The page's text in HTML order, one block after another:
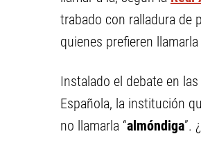
trabado con ralladura de
quienes prefieren llamarla
Instalado el debate en
Española, la institución
no llamarla “almóndiga”.